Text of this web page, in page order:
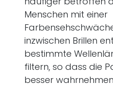
Menschen mit einer
inzwischen Brillen
bestimmte
filtern, so dass die
besser